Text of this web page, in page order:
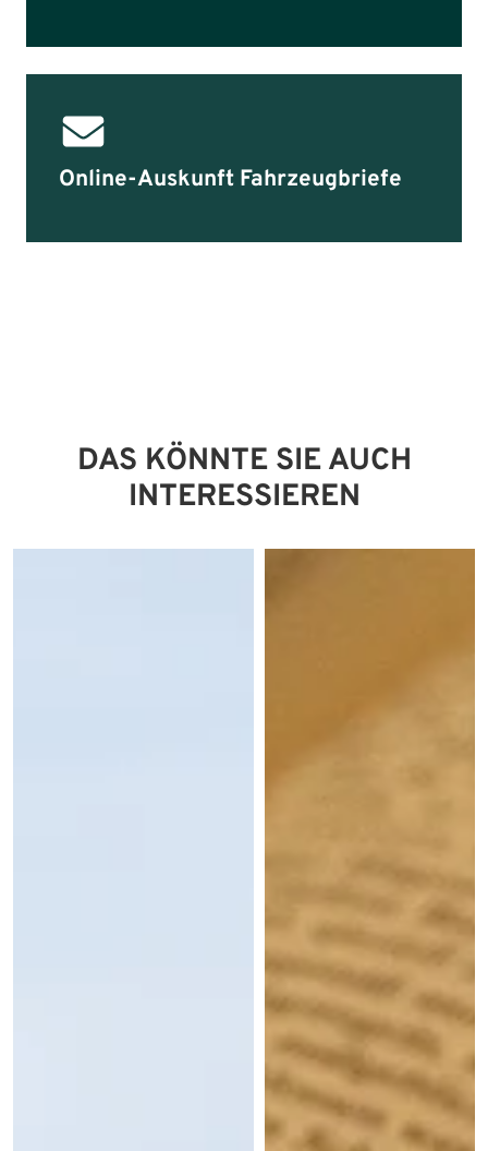
Online-Auskunft Fahrzeugbriefe
DAS KÖNNTE SIE AUCH
INTERESSIEREN